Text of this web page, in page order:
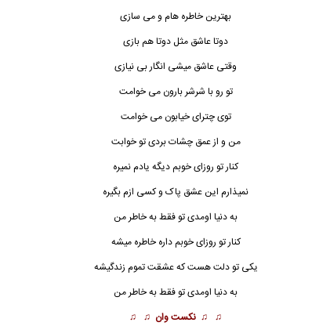
بهترین خاطره هام و می سازی
دوتا عاشق مثل دوتا هم بازی
وقتی عاشق میشی انگار بی نیازی
تو رو با شرشر بارون می خوامت
توی چترای خیابون می خوامت
من و از عمق چشات بردی تو خوابت
کنار تو روزای خوبم دیگه یادم نمیره
نمیذارم این عشق پاک و کسی ازم بگیره
به دنیا اومدی تو فقط به خاطر من
کنار تو روزای خوبم داره خاطره میشه
یکی تو دلت هست که عشقت تموم زندگیشه
به دنیا اومدی تو فقط به خاطر من
♫ ♫ نکست وان ♫ ♫